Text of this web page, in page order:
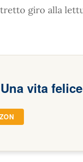
giro alla
vita felice